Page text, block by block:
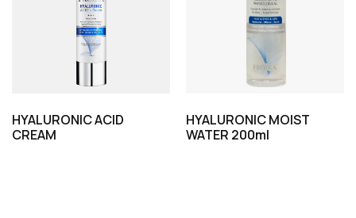
HYALURONIC ACID
CREAM
HYALURONIC MOIST
WATER 200ml